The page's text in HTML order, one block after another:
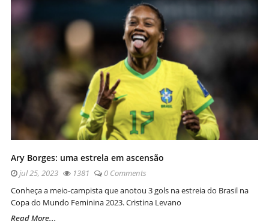
Ary Borges: uma estrela em ascensão
jul 25, 2023 1381
0 Comments
Conheça a meio-campista que anotou 3 gols na estreia do Brasil na
Copa do Mundo Feminina 2023. Cristina Levano
Read More...